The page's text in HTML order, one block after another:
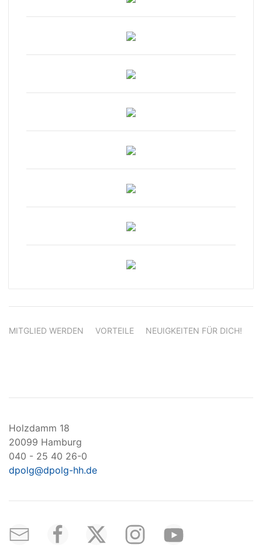
MITGLIED WERDEN VORTEILE NEUIGKEITEN FÜR DICH!
Holzdamm 18
20099 Hamburg
040 - 25 40 26-0
dpolg@dpolg-hh.de